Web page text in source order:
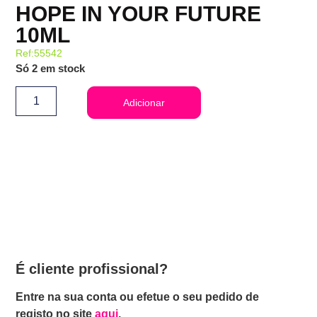
HOPE IN YOUR FUTURE
10ML
Ref:55542
Só 2 em stock
Adicionar
É cliente profissional?
Entre na sua conta ou efetue o seu pedido de
registo no siteaqui.